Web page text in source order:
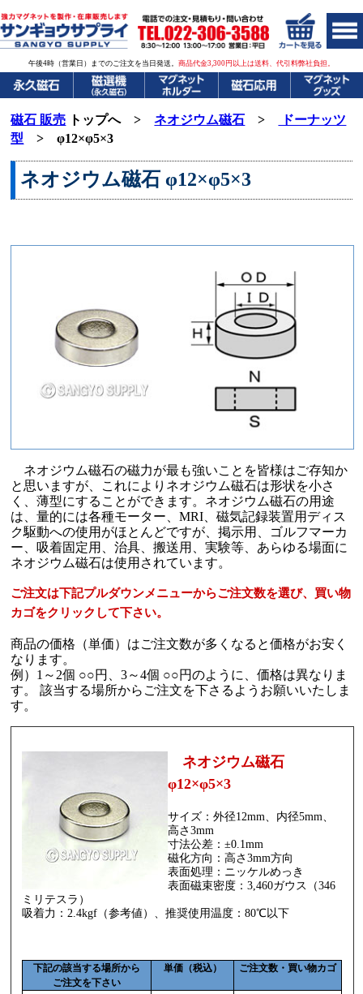
午後4時（営業日）までのご注文を当日発送。 商品代金3,300円以上は送料、代引料弊社負担。
磁石 販売 トップへ >ネオジウム磁石 >
ドーナッツ
型 > φ12×φ5×3
ネオジウム磁石 φ12×φ5×3
ネオジウム磁石の磁力が最も強いことを皆様はご存知か
と思いますが、これによりネオジウム磁石は形状を小さ
く、薄型にすることができます。ネオジウム磁石の用途
は、量的には各種モーター、MRI、磁気記録装置用ディス
ク駆動への使用がほとんどですが、掲示用、ゴルフマーカ
ー、吸着固定用、治具、搬送用、実験等、あらゆる場面に
ネオジウム磁石は使用されています。
ご注文は下記プルダウンメニューからご注文数を選び、買い物
カゴをクリックして下さい。
商品の価格（単価）はご注文数が多くなると価格がお安く
なります。
例）1～2個 ○○円、3～4個 ○○円のように、価格は異なりま
す。 該当する場所からご注文を下さるようお願いいたしま
す。
ネオジウム磁石
φ12×φ5×3
サイズ：外径12mm、内径5mm、
高さ3mm
寸法公差：±0.1mm
磁化方向：高さ3mm方向
表面処理：ニッケルめっき
表面磁束密度：3,460ガウス（346
ミリテスラ）
吸着力：2.4kgf（参考値）、推奨使用温度：80℃以下
下記の該当する場所から
ご注文を下さい
単価（税込） ご注文数・買い物カゴ